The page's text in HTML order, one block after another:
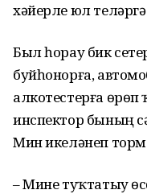
хәйерле юл
Был һорау бик
буйһонорға,
алкотестерға
инспектор бының
Мин икеләнеп
– Мине туҡтатыу